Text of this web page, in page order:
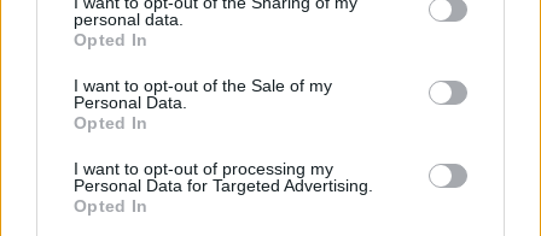
personal data.
Opted In
I want to opt-out of the Sale of my
Personal Data.
Opted In
I want to opt-out of processing my
Personal Data for Targeted Advertising.
Opted In
přijímat jen diváci, kteří si uvedený program předplatili.
12.06.2006 15:58
pay-tvpaketAthina Sat
, který již několik měsíců vysílá
přes řecký satelit Hellas Sat 2